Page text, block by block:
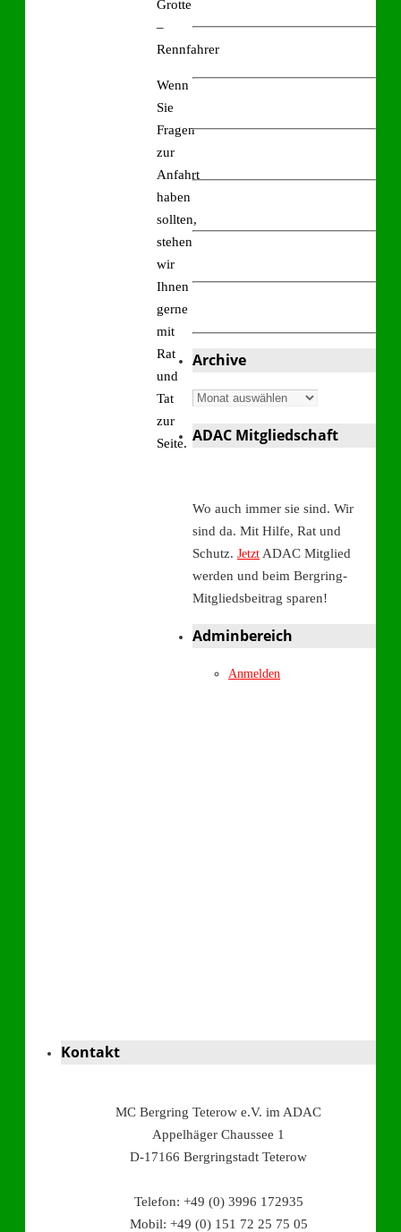
Grotte
–
Rennfahrer
Wenn
Sie
Fragen
zur
Anfahrt
haben
sollten,
stehen
wir
Ihnen
gerne
mit
Rat
und
Tat
zur
Seite.
Archive
Archive
ADAC Mitgliedschaft
Wo auch immer sie sind. Wir
sind da. Mit Hilfe, Rat und
Schutz. Jetzt ADAC Mitglied
werden und beim Bergring-
Mitgliedsbeitrag sparen!
Adminbereich
Anmelden
Kontakt
MC Bergring Teterow e.V. im ADAC
Appelhäger Chaussee 1
D-17166 Bergringstadt Teterow
Telefon: +49 (0) 3996 172935
Mobil: +49 (0) 151 72 25 75 05